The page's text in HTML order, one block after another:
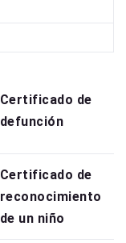
Certificado de
defunción
Certificado de
reconocimiento
de un niño